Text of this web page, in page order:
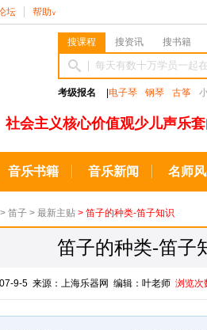
坛 帮助 ∨
搜课程 搜资讯 搜书籍
考级报名 电子琴 钢琴 古筝
社会主义核心价值观少儿声乐
音乐书籍 音乐新闻 名师
> 笛子 > 最新主贴 > 笛子的种类-笛子知识
笛子的种类-笛子
9-5 来源：上海乐器网 编辑：叶老师 浏览次